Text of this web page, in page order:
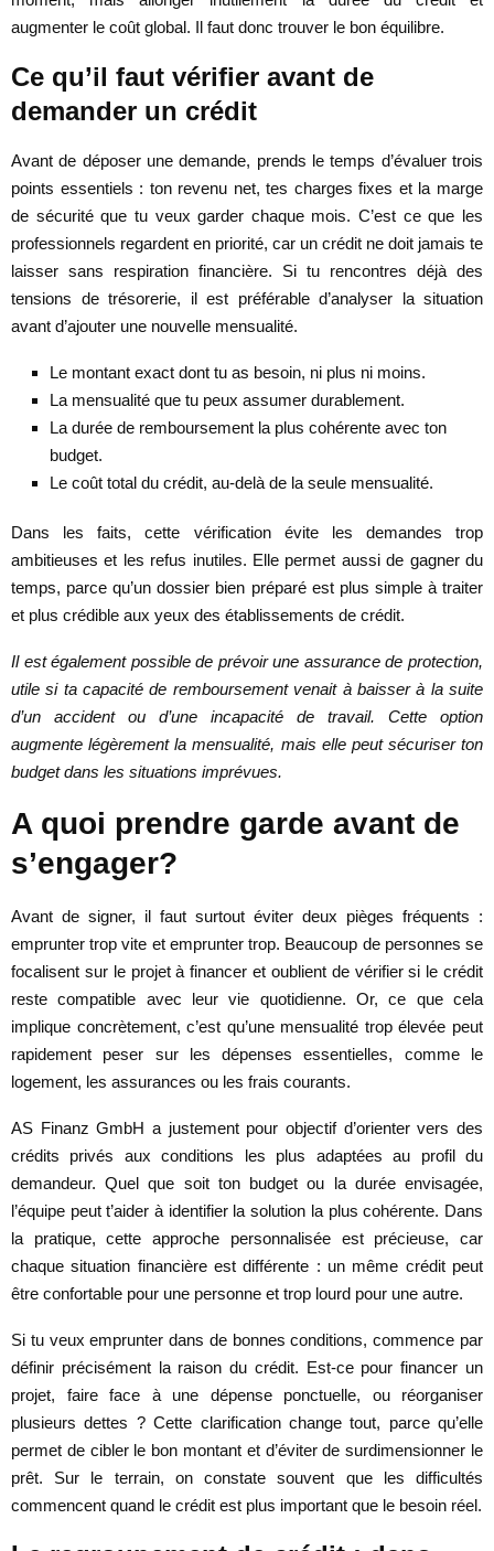
augmenter le coût global. Il faut donc trouver le bon équilibre.
Ce qu’il faut vérifier avant de
demander un crédit
Avant de déposer une demande, prends le temps d’évaluer trois
points essentiels : ton revenu net, tes charges fixes et la marge
de sécurité que tu veux garder chaque mois. C’est ce que les
professionnels regardent en priorité, car un crédit ne doit jamais te
laisser sans respiration financière. Si tu rencontres déjà des
tensions de trésorerie, il est préférable d’analyser la situation
avant d’ajouter une nouvelle mensualité.
Le montant exact dont tu as besoin, ni plus ni moins.
La mensualité que tu peux assumer durablement.
La durée de remboursement la plus cohérente avec ton
budget.
Le coût total du crédit, au-delà de la seule mensualité.
Dans les faits, cette vérification évite les demandes trop
ambitieuses et les refus inutiles. Elle permet aussi de gagner du
temps, parce qu’un dossier bien préparé est plus simple à traiter
et plus crédible aux yeux des établissements de crédit.
Il est également possible de prévoir une assurance de protection,
utile si ta capacité de remboursement venait à baisser à la suite
d’un accident ou d’une incapacité de travail. Cette option
augmente légèrement la mensualité, mais elle peut sécuriser ton
budget dans les situations imprévues.
A quoi prendre garde avant de
s’engager?
Avant de signer, il faut surtout éviter deux pièges fréquents :
emprunter trop vite et emprunter trop. Beaucoup de personnes se
focalisent sur le projet à financer et oublient de vérifier si le crédit
reste compatible avec leur vie quotidienne. Or, ce que cela
implique concrètement, c’est qu’une mensualité trop élevée peut
rapidement peser sur les dépenses essentielles, comme le
logement, les assurances ou les frais courants.
AS Finanz GmbH a justement pour objectif d’orienter vers des
crédits privés aux conditions les plus adaptées au profil du
demandeur. Quel que soit ton budget ou la durée envisagée,
l’équipe peut t’aider à identifier la solution la plus cohérente. Dans
la pratique, cette approche personnalisée est précieuse, car
chaque situation financière est différente : un même crédit peut
être confortable pour une personne et trop lourd pour une autre.
Si tu veux emprunter dans de bonnes conditions, commence par
définir précisément la raison du crédit. Est-ce pour financer un
projet, faire face à une dépense ponctuelle, ou réorganiser
plusieurs dettes ? Cette clarification change tout, parce qu’elle
permet de cibler le bon montant et d’éviter de surdimensionner le
prêt. Sur le terrain, on constate souvent que les difficultés
commencent quand le crédit est plus important que le besoin réel.